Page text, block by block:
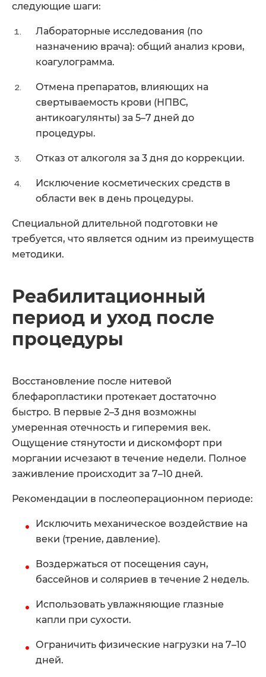
следующие шаги:
Лабораторные исследования (по
назначению врача): общий анализ крови,
коагулограмма.
Отмена препаратов, влияющих на
свертываемость крови (НПВС,
антикоагулянты) за 5–7 дней до
процедуры.
Отказ от алкоголя за 3 дня до коррекции.
Исключение косметических средств в
области век в день процедуры.
Специальной длительной подготовки не
требуется, что является одним из преимуществ
методики.
Реабилитационный
период и уход после
процедуры
Восстановление после нитевой
блефаропластики протекает достаточно
быстро. В первые 2–3 дня возможны
умеренная отечность и гиперемия век.
Ощущение стянутости и дискомфорт при
моргании исчезают в течение недели. Полное
заживление происходит за 7–10 дней.
Рекомендации в послеоперационном периоде:
Исключить механическое воздействие на
веки (трение, давление).
Воздержаться от посещения саун,
бассейнов и соляриев в течение 2 недель.
Использовать увлажняющие глазные
капли при сухости.
Ограничить физические нагрузки на 7–10
дней.